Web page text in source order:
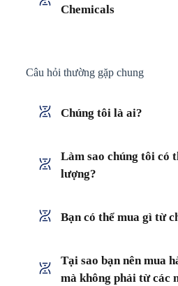
Chemicals
Câu hỏi thường gặp chung
Chúng tôi là ai?
Làm sao chúng tôi có
lượng?
Bạn có thể mua gì từ
Tại sao bạn nên mua
mà không phải từ các